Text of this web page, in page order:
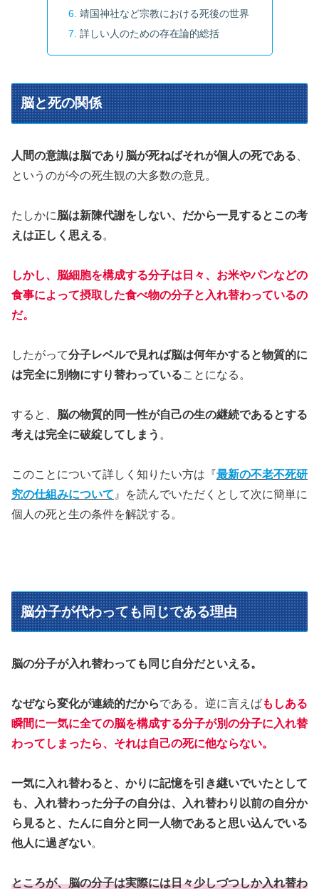
靖国神社など宗教における死後の世界
詳しい人のための存在論的総括
脳と死の関係
人間の意識は脳であり脳が死ねばそれが個人の死である
というのが今の死生観の大多数の意見。
たしかに脳は新陳代謝をしない、だから一見するとこの考
えは正しく思える。
しかし、脳細胞を構成する分子は日々、お米やパンなどの
食事によって摂取した食べ物の分子と入れ替わっているの
だ。
したがって分子レベルで見れば脳は何年かすると物質的に
は完全に別物にすり替わっていることになる。
すると、 脳の物質的同一性が自己の生の継続であるとする
考えは完全に破綻してしまう 。
このことについて詳しく知りたい方は『最新の不老不死研
究の仕組みについて 』を読んでいただくとして次に簡単に
個人の死と生の条件を解説する。
脳分子が代わっても同じである理由
脳の分子が入れ替わっても同じ自分だといえる。
なぜなら変化が連続的だからである。逆に言えばもしある
瞬間に一気に全ての脳を構成する分子が別の分子に入れ替
わってしまったら、それは自己の死に他ならない。
一気に入れ替わると、かりに記憶を引き継いでいたとして
も、入れ替わった分子の自分は、入れ替わり以前の自分か
ら見ると、たんに自分と同一人物であると思い込んでいる
他人に過ぎない。
ところが、脳の分子は実際には日々少しづつしか入れ替わ